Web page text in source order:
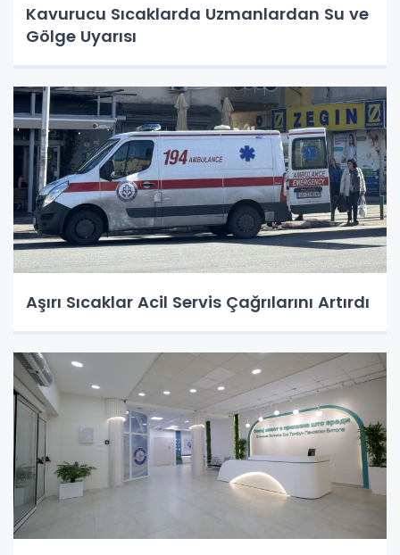
Kavurucu Sıcaklarda Uzmanlardan Su ve
Gölge Uyarısı
Aşırı Sıcaklar Acil Servis Çağrılarını Artırdı